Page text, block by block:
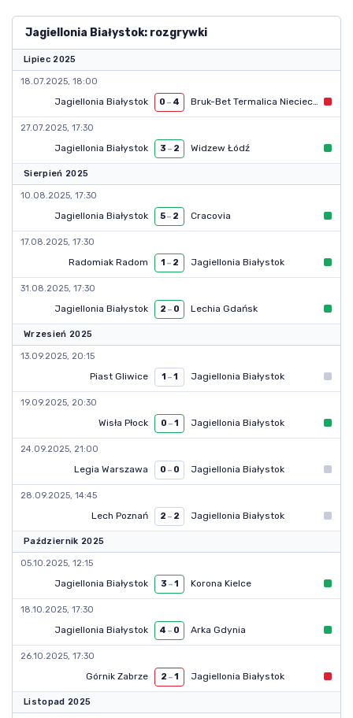
Jagiellonia Białystok: rozgrywki
Lipiec 2025
18.07.2025, 18:00
Jagiellonia Białystok 0 – 4 Bruk-Bet Termalica Nieciecza
27.07.2025, 17:30
Jagiellonia Białystok 3 – 2 Widzew Łódź
Sierpień 2025
10.08.2025, 17:30
Jagiellonia Białystok 5– 2 Cracovia
17.08.2025, 17:30
Radomiak Radom 1 – 2 Jagiellonia Białystok
31.08.2025, 17:30
Jagiellonia Białystok 2 – 0 Lechia Gdańsk
Wrzesień 2025
13.09.2025, 20:15
Piast Gliwice 1 –1 Jagiellonia Białystok
19.09.2025, 20:30
Wisła Płock 0 –1 Jagiellonia Białystok
24.09.2025, 21:00
Legia Warszawa 0 – 0 Jagiellonia Białystok
28.09.2025, 14:45
Lech Poznań 2 – 2 Jagiellonia Białystok
Październik 2025
05.10.2025, 12:15
Jagiellonia Białystok 3 –1 Korona Kielce
18.10.2025, 17:30
Jagiellonia Białystok 4 – 0 Arka Gdynia
26.10.2025, 17:30
Górnik Zabrze 2 –1 Jagiellonia Białystok
Listopad 2025